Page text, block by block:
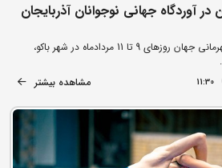
در آوردگاه جهانی نوجوانان آذربایجان
رقابت‌های کشتی آزاد نوجوانان قهرمانی جهان روزهای 9 تا 11 مردادماه در شهر باکو،
11:30 مشاهده بیشتر